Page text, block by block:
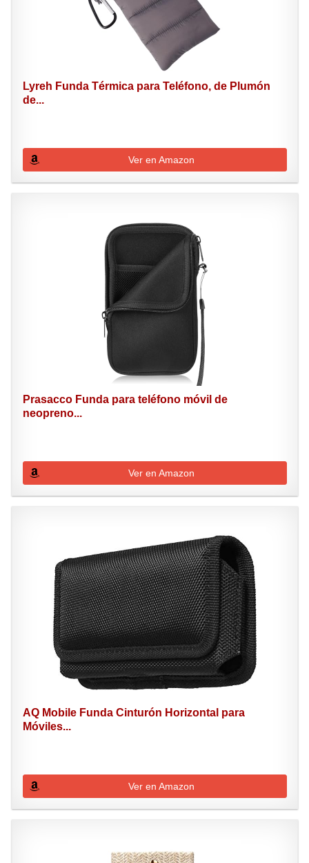
Lyreh Funda Térmica para Teléfono, de Plumón
de...
Ver en Amazon
Prasacco Funda para teléfono móvil de
neopreno...
Ver en Amazon
AQ Mobile Funda Cinturón Horizontal para
Móviles...
Ver en Amazon